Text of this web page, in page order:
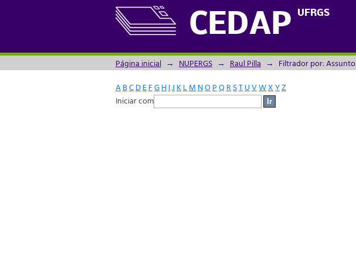
CEDAP UFRGS
Filtrador por: Assunto
Página inicial → NUPERGS → Raul Pilla → Filtrador por: Assunto
ABCDEFGH IJ KLM NOPQRSTUVWXYZ
Iniciar com